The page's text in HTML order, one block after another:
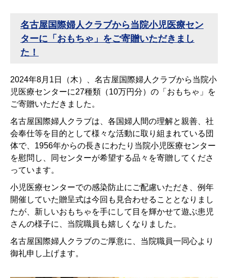
名古屋国際婦人クラブから当院小児医療セン
ターに「おもちゃ」をご寄贈いただきまし
た！
2024年8月1日（木）、名古屋国際婦人クラブから当院小
児医療センターに27種類（10万円分）の「おもちゃ」を
ご寄贈いただきました。
名古屋国際婦人クラブは、各国婦人間の理解と親善、社
会奉仕等を目的として様々な活動に取り組まれている団
体で、1956年からの長きにわたり当院小児医療センター
を慰問し、同センターが希望する品々を寄贈してくださ
っています。
小児医療センターでの感染防止にご配慮いただき、例年
開催していた贈呈式は今回も見合わせることとなりまし
たが、新しいおもちゃを手にして目を輝かせて遊ぶ患児
さんの様子に、当院職員も嬉しくなりました。
名古屋国際婦人クラブのご厚意に、当院職員一同心より
御礼申し上げます。